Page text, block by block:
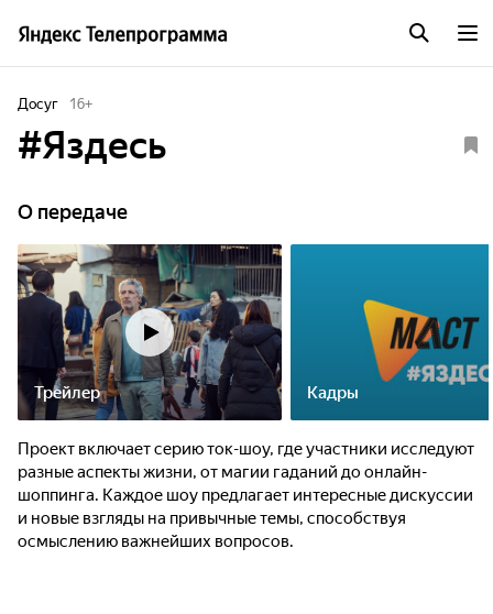
Досуг 16+
#Яздесь
О передаче
Трейлер Кадры
Проект включает серию ток-шоу, где участники исследуют
разные аспекты жизни, от магии гаданий до онлайн-
шоппинга. Каждое шоу предлагает интересные дискуссии
и новые взгляды на привычные темы, способствуя
осмыслению важнейших вопросов.